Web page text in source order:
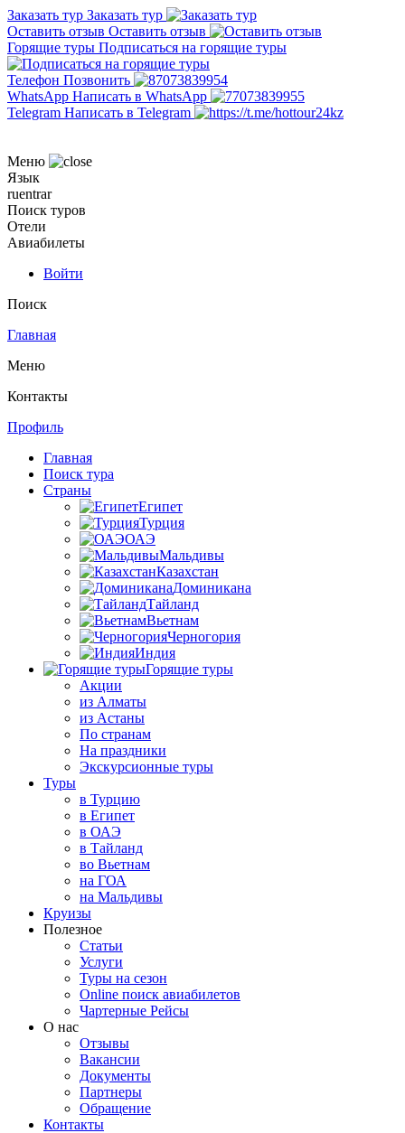
Заказать тур Заказать тур
Оставить отзыв Оставить отзыв
Горящие туры Подписаться на горящие туры
Телефон Позвонить
WhatsApp Написать в WhatsApp
Telegram Написать в Telegram
Меню
Язык
ruentrar
Поиск туров
Отели
Авиабилеты
Войти
Поиск
Главная
Меню
Контакты
Профиль
Главная
Поиск тура
Страны
Египет
Турция
ОАЭ
Мальдивы
Казахстан
Доминикана
Тайланд
Вьетнам
Черногория
Индия
Горящие туры
Акции
из Алматы
из Астаны
По странам
На праздники
Экскурсионные туры
Туры
в Турцию
в Египет
в ОАЭ
в Тайланд
во Вьетнам
на ГОА
на Мальдивы
Круизы
Полезное
Статьи
Услуги
Туры на сезон
Online поиск авиабилетов
Чартерные Рейсы
О нас
Отзывы
Вакансии
Документы
Партнеры
Обращение
Контакты